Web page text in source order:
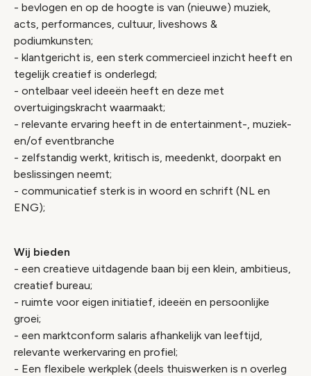
- bevlogen en op de hoogte is van (nieuwe) muziek,
acts, performances, cultuur, liveshows &
podiumkunsten;
- klantgericht is, een sterk commercieel inzicht heeft en
tegelijk creatief is onderlegd;
- ontelbaar veel ideeën heeft en deze met
overtuigingskracht waarmaakt;
- relevante ervaring heeft in de entertainment-, muziek-
en/of eventbranche
- zelfstandig werkt, kritisch is, meedenkt, doorpakt en
beslissingen neemt;
- communicatief sterk is in woord en schrift (NL en
ENG);
Wij bieden
- een creatieve uitdagende baan bij een klein, ambitieus,
creatief bureau;
- ruimte voor eigen initiatief, ideeën en persoonlijke
groei;
- een marktconform salaris afhankelijk van leeftijd,
relevante werkervaring en profiel;
- Een flexibele werkplek (deels thuiswerken is n overleg